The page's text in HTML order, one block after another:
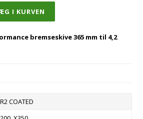
bremseskive 365 mm til 4,2
COATED